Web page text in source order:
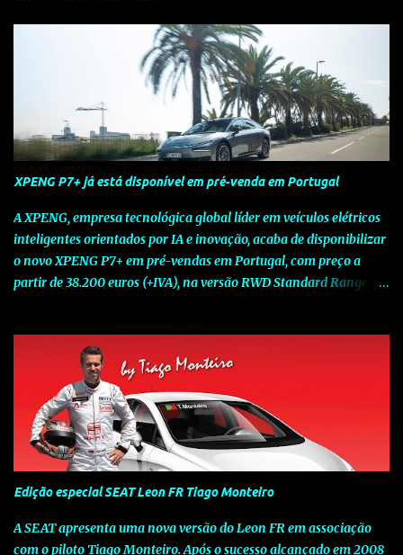
XPENG P7+ já está disponível em pré-venda em Portugal
A XPENG, empresa tecnológica global líder em veículos elétricos
inteligentes orientados por IA e inovação, acaba de disponibilizar
o novo XPENG P7+ em pré-vendas em Portugal, com preço a
partir de 38.200 euros (+IVA), na versão RWD Standard Range.
num momento decisivo, em que a indústria automóvel evolui da
mobilidade baseada na potência para a mobilidade baseada na
inteligência. Concebido como um fastback preparado para o
futuro e otimizado por Inteligência Artificial (IA), o novo XPENG
P7+ combina uma arquitetura inteligente avançada, um espaço
de referência no segmento e grande versatilidade para viagens,
respondendo às exigências do quotidiano europeu e refletindo o
compromisso de longo prazo da XPENG com a mobilidade
elétrica centrada no utilizador. O novo XPENG P7+ destaca-se
pela exclusividade do chip TURING AI, que oferece até 750 TOPS
Edição especial SEAT Leon FR Tiago Monteiro
A SEAT apresenta uma nova versão do Leon FR em associação
com o piloto Tiago Monteiro. Após o sucesso alcançado em 2008